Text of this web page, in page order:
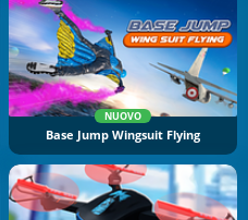
NUOVO
Base Jump Wingsuit Flying